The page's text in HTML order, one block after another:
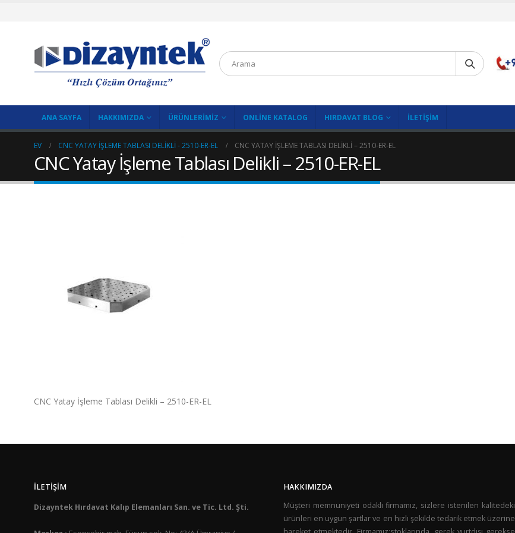
ANA SAYFA HAKKIMIZDA ÜRÜNLERIMIZ ONLINE KATALOG HIRDAVAT BLOG İLETIŞIM
EV CNC YATAY İŞLEME TABLASI DELIKLI - 2510-ER-EL CNC YATAY İŞLEME TABLASI DELIKLI – 2510-ER-EL
CNC Yatay İşleme Tablası Delikli – 2510-ER-EL
CNC Yatay İşleme Tablası Delikli – 2510-ER-EL
İLETIŞIM
Dizayntek Hırdavat Kalıp Elemanları San. ve Tic. Ltd. Şti.
HAKKIMIZDA
Müşteri memnuniyeti odaklı firmamız, sizlere istenilen kalitedeki
ürünleri en uygun şartlar ve en hızlı şekilde tedarik etmek üzerine